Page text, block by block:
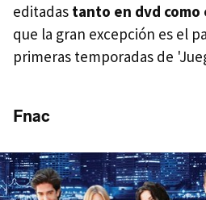
editadas tanto en dvd como
que la gran excepción es el
primeras temporadas de
Fnac